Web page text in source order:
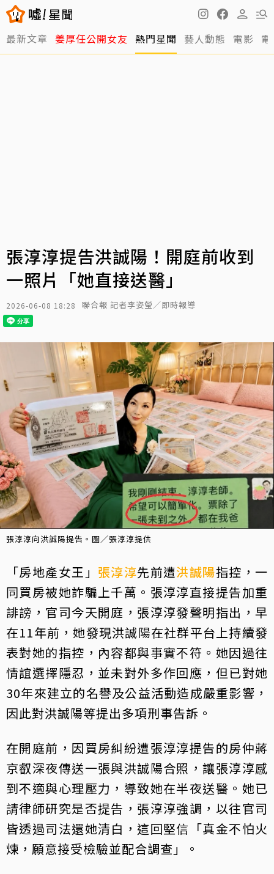
最新文章 姜厚任公開女友 熱門星聞 藝人動態 電影
張淳淳提告洪誠陽！開庭前收到
一照片「她直接送醫」
2026-06-08 18:28 聯合報 記者李姿瑩／即時報導
張淳淳向洪誠陽提告。圖／張淳淳提供
「房地產女王」 張淳淳先前遭洪誠陽指控，一
同買房被她詐騙上千萬。張淳淳直接提告加重
誹謗，官司今天開庭，張淳淳發聲明指出，早
在11年前，她發現洪誠陽在社群平台上持續發
表對她的指控，內容都與事實不符。她因過往
情誼選擇隱忍，並未對外多作回應，但已對她
30年來建立的名譽及公益活動造成嚴重影響，
因此對洪誠陽等提出多項刑事告訴。
在開庭前，因買房糾紛遭張淳淳提告的房仲蔣
京叡深夜傳送一張與洪誠陽合照，讓張淳淳感
到不適與心理壓力，導致她在半夜送醫。她已
請律師研究是否提告，張淳淳強調，以往官司
皆透過司法還她清白，這回堅信「真金不怕火
煉，願意接受檢驗並配合調查」。